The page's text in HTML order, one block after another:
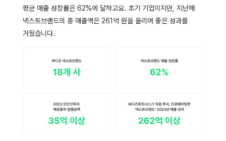
평균 매출 성장률은 62%에 달하고요. 초기 기업이지만, 지난해
넥스트브랜드의 총 매출액은 261억 원을 올리며 좋은 성과를
거뒀습니다.